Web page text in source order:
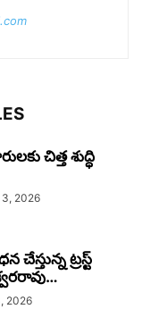
చిత్త శుద్ధి
2026
ట్రస్ట్
2026